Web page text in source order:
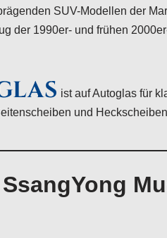
SUV-Modellen der
der 1990er- und frühen
ist auf Autoglas für
und